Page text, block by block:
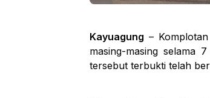
Kayuagung –
masing-masing selama
tersebut terbukti telah